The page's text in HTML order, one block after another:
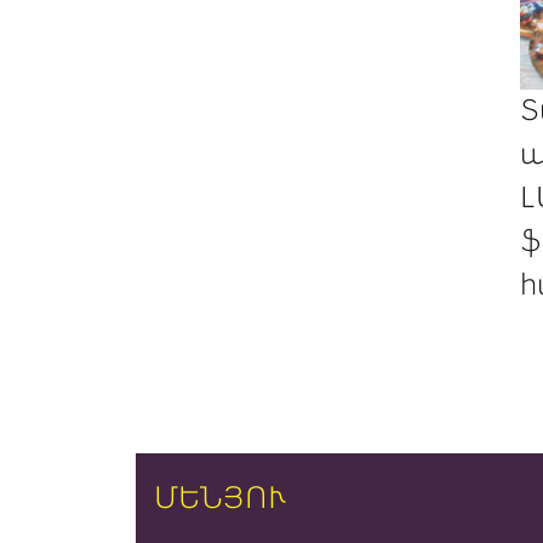
ՄԵՆՅՈՒ